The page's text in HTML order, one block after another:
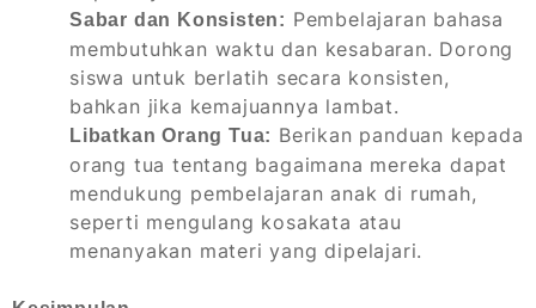
Sabar dan Konsisten: Pembelajaran bahasa
membutuhkan waktu dan kesabaran. Dorong
siswa untuk berlatih secara konsisten,
bahkan jika kemajuannya lambat.
Libatkan Orang Tua: Berikan panduan kepada
orang tua tentang bagaimana mereka dapat
mendukung pembelajaran anak di rumah,
seperti mengulang kosakata atau
menanyakan materi yang dipelajari.